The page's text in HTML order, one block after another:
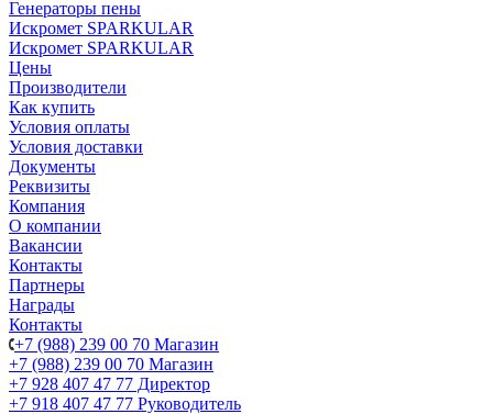
Генераторы пены
Искромет SPARKULAR
Искромет SPARKULAR
Цены
Производители
Как купить
Условия оплаты
Условия доставки
Документы
Реквизиты
Компания
О компании
Вакансии
Контакты
Партнеры
Награды
Контакты
+7 (988) 239 00 70 Магазин
+7 (988) 239 00 70 Магазин
+7 928 407 47 77 Директор
+7 918 407 47 77 Руководитель